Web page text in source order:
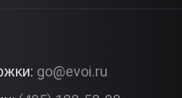
ответы
подарки
go@evoi.ru